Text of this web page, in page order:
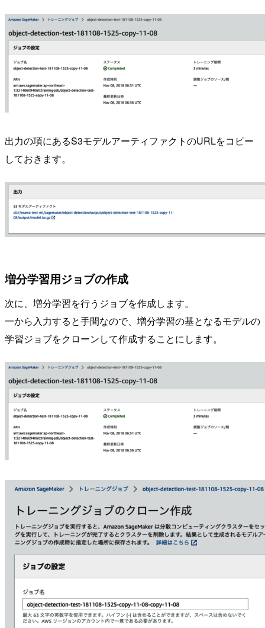
出力の項にあるS3モデルアーティファクトのURLをコピー
しておきます。
増分学習用ジョブの作成
次に、増分学習を行うジョブを作成します。
一から入力すると手間なので、増分学習の基となるモデルの
学習ジョブをクローンして作成することにします。